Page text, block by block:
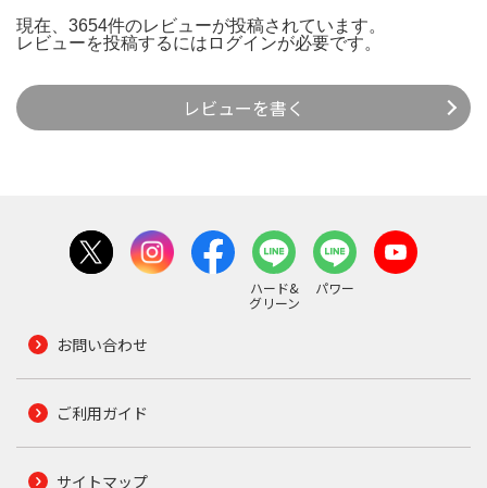
現在、3654件のレビューが投稿されています。
レビューを投稿するには ログインが必要です。
レビューを書く
ハード&
グリーン
パワー
お問い合わせ
ご利用ガイド
サイトマップ